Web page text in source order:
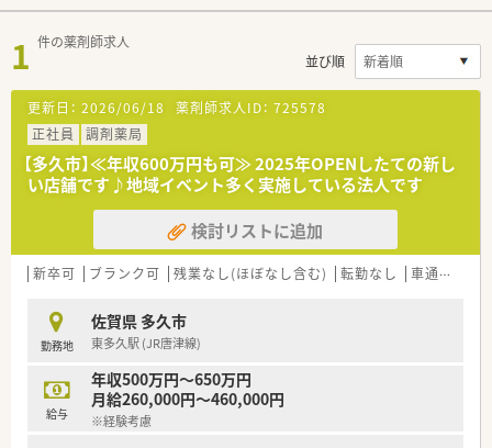
1 件の薬剤師求人
並び順
更新日： 2026/06/18 薬剤師求人ID： 725578
正社員
調剤薬局
【多久市】≪年収600万円も可≫ 2025年OPENしたての新し
い店舗です♪地域イベント多く実施している法人です
検討リストに追加
新卒可 ブランク可 残業なし(ほぼなし含む) 転勤なし 車通勤可
勤務地
佐賀県 多久市
東多久駅 (JR唐津線)
給与
年収500万円～650万円
月給260,000円～460,000円
※経験考慮